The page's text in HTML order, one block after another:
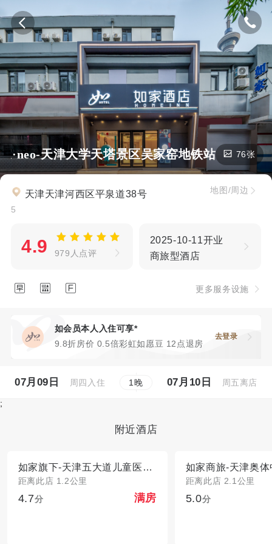
家·neo-天津大学天塔景区吴家窑地铁站店 76张
天津天津河西区平泉道38号
5
地图/周边
4.9 979人点评
2025-10-11开业
商旅型酒店
   更多服务设施
如会员本人入住可享*
9.8折房价 0.5倍彩虹如愿豆 12点退房
去登录
07月09日 周四入住 1晚 07月10日 周五离店
;
附近酒店
如家旗下-天津五大道儿童医院佟楼地铁站华驿公寓
距离此店 1.2公里
4.7分 满房
距离此店 2.1公里
5.0分